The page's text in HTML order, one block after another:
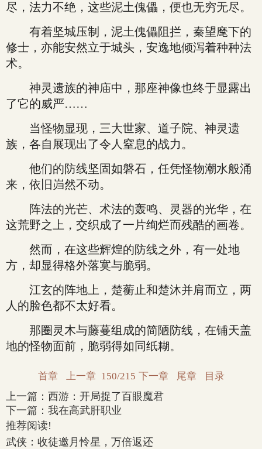
尽，法力不绝，这些泥土傀儡，便也无穷无尽。
有着坚城压制，泥土傀儡阻拦，秦望麾下的
修士，亦能安然立于城头，安逸地倾泻着种种法
术。
神灵遗族的神庙中，那座神像也终于显露出
了它的威严……
当怪物显现，三大世家、道子院、神灵遗
族，各自展现出了令人窒息的战力。
他们的防线坚固如磐石，任凭怪物潮水般涌
来，依旧岿然不动。
阵法的光芒、术法的轰鸣、灵器的光华，在
这荒野之上，交织成了一片绚烂而残酷的画卷。
然而，在这些辉煌的防线之外，有一处地
方，却显得格外落寞与脆弱。
江玄的阵地上，楚蘅止和楚沐并肩而立，两
人的脸色都不太好看。
那圈灵木与藤蔓组成的简陋防线，在铺天盖
地的怪物面前，脆弱得如同纸糊。
首章 上一章 150/215 下一章 尾章 目录
上一篇： 西游：开局捉了百眼魔君
下一篇： 我在高武肝职业
推荐阅读!
武侠：收徒邀月怜星，万倍返还